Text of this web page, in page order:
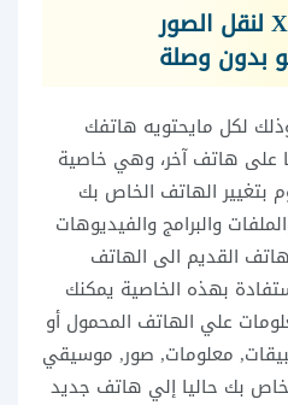
مميزات برنامج Xender لنقل الصور
بدون وصلة
لكل مايحتويه هاتفك
على هاتف آخر، وهي خاصية
بتغيير الهاتف الخاص بك
والبرامج والفيديوهات
القديم الى الهاتف
بهذه الخاصية يمكنك
علي الهاتف المحمول أو
معلومات, صور, موسيقي
بك حاليا إلي هاتف جديد